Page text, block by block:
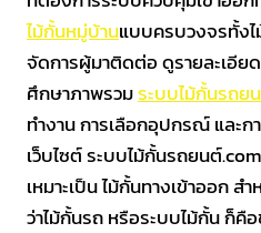
ไม้กั้นหมู่บ้านแบบครบวงจรทั้งไ
จัดการผู้มาติดต่อ ดูรายละเอีย
ศึกษาภาพรวมระบบไม้กั้นรถย
ทำงาน การเลือกอุปกรณ์ และ
เว็บไซต์ ระบบไม้กั้นรถยนต์
เหมาะเป็น ไม้กั้นทางเข้าออก ส
ว่าไม้กั้นรถ หรือระบบไม้กั้น ก็